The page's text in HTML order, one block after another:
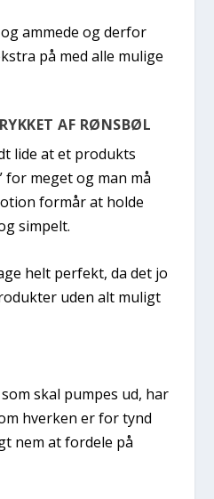
ammede og derfor
på med alle mulige
AF RØNSBØL
lide at et produkts
for meget og man må
formår at holde
simpelt.
helt perfekt, da det jo
uden alt muligt
skal pumpes ud, har
hverken er for tynd
nem at fordele på